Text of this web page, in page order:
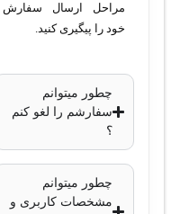
کاربرد:افزایش
سوئیچ‌ها و مراکز
داده
نوری یا مسی بسته
به نوع ماژول‌های
مراحل ارسال سفارش
خود را پیگیری کنید.
چطور میتوانم
سفارشم را لغو کنم
؟
چطور میتوانم
مشخصات کاربری و